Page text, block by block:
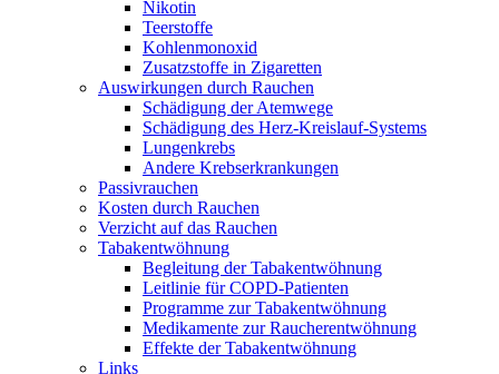
Nikotin
Teerstoffe
Kohlenmonoxid
Zusatzstoffe in Zigaretten
Auswirkungen durch Rauchen
Schädigung der Atemwege
Schädigung des Herz-Kreislauf-Systems
Lungenkrebs
Andere Krebserkrankungen
Passivrauchen
Kosten durch Rauchen
Verzicht auf das Rauchen
Tabakentwöhnung
Begleitung der Tabakentwöhnung
Leitlinie für COPD-Patienten
Programme zur Tabakentwöhnung
Medikamente zur Raucherentwöhnung
Effekte der Tabakentwöhnung
Links